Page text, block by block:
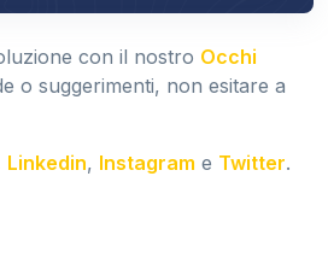
con il nostro Occhi
o suggerimenti, non esitare a
Linkedin, Instagram e Twitter.